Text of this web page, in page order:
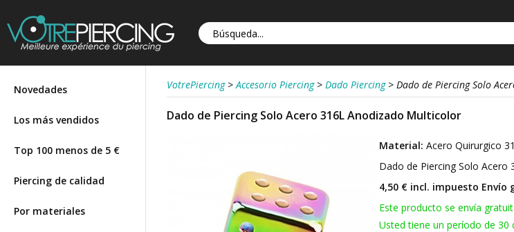
Novedades
Los más vendidos
Top 100 menos de 5 €
Piercing de calidad
Por materiales
VotrePiercing > Accesorio Piercing > Dado Piercing > Dado de Piercing Solo
Dado de Piercing Solo Acero 316L Anodizado Multicolor
Material: Acero Quirurgico
Dado de Piercing Solo
4,50 € incl. impuesto Envío
Este producto se envía
Usted tiene un período de 30